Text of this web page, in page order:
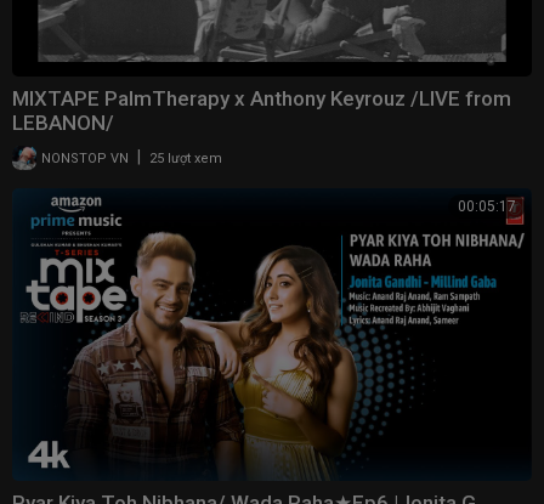
MIXTAPE PalmTherapy x Anthony Keyrouz /LIVE from
LEBANON/
NONSTOP VN 25 lượt xem
00:05:17